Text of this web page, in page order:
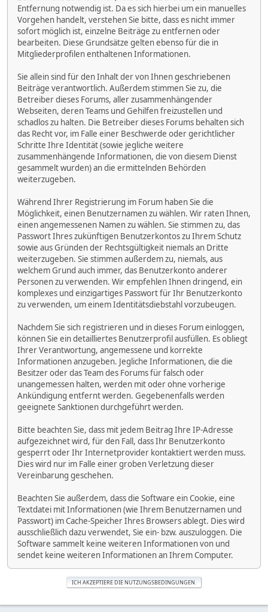
Entfernung notwendig ist. Da es sich hierbei um ein manuelles
Vorgehen handelt, verstehen Sie bitte, dass es nicht immer
sofort möglich ist, einzelne Beiträge zu entfernen oder
bearbeiten. Diese Grundsätze gelten ebenso für die in
Mitgliederprofilen enthaltenen Informationen.
Sie allein sind für den Inhalt der von Ihnen geschriebenen
Beiträge verantwortlich. Außerdem stimmen Sie zu, die
Betreiber dieses Forums, aller zusammenhängender
Webseiten, deren Teams und Gehilfen freizustellen und
schadlos zu halten. Die Betreiber dieses Forums behalten sich
das Recht vor, im Falle einer Beschwerde oder gerichtlicher
Schritte Ihre Identität (sowie jegliche weitere
zusammenhängende Informationen, die von diesem Dienst
gesammelt wurden) an die ermittelnden Behörden
weiterzugeben.
Während Ihrer Registrierung im Forum haben Sie die
Möglichkeit, einen Benutzernamen zu wählen. Wir raten Ihnen,
einen angemessenen Namen zu wählen. Sie stimmen zu, das
Passwort Ihres zukünftigen Benutzerkontos zu Ihrem Schutz
sowie aus Gründen der Rechtsgültigkeit niemals an Dritte
weiterzugeben. Sie stimmen außerdem zu, niemals, aus
welchem Grund auch immer, das Benutzerkonto anderer
Personen zu verwenden. Wir empfehlen Ihnen dringend, ein
komplexes und einzigartiges Passwort für Ihr Benutzerkonto
zu verwenden, um einem Identitätsdiebstahl vorzubeugen.
Nachdem Sie sich registrieren und in dieses Forum einloggen,
können Sie ein detailliertes Benutzerprofil ausfüllen. Es obliegt
Ihrer Verantwortung, angemessene und korrekte
Informationen anzugeben. Jegliche Informationen, die die
Besitzer oder das Team des Forums für falsch oder
unangemessen halten, werden mit oder ohne vorherige
Ankündigung entfernt werden. Gegebenenfalls werden
geeignete Sanktionen durchgeführt werden.
Bitte beachten Sie, dass mit jedem Beitrag Ihre IP-Adresse
aufgezeichnet wird, für den Fall, dass Ihr Benutzerkonto
gesperrt oder Ihr Internetprovider kontaktiert werden muss.
Dies wird nur im Falle einer groben Verletzung dieser
Vereinbarung geschehen.
Beachten Sie außerdem, dass die Software ein Cookie, eine
Textdatei mit Informationen (wie Ihrem Benutzernamen und
Passwort) im Cache-Speicher Ihres Browsers ablegt. Dies wird
ausschließlich dazu verwendet, Sie ein- bzw. auszuloggen. Die
Software sammelt keine weiteren Informationen von und
sendet keine weiteren Informationen an Ihrem Computer.